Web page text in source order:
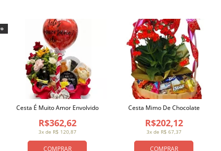
COMPRAR
3x de R$ 120,87
R$362,62
Cesta É Muito Amor Envolvido
COMPRAR
3x de R$ 67,37
R$202,12
Cesta Mimo De Chocolate